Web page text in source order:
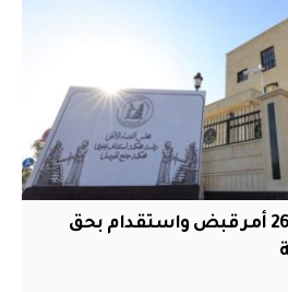
النزاهة تعلن صدور 26 أمر قبض واستقدام بحق